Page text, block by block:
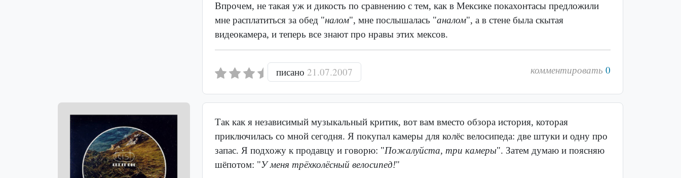
Впрочем, не такая уж и дикость по сравнению с тем, как в Мексике покахонтасы предложили
мне расплатиться за обед "налом", мне послышалась "аналом", а в стене была скытая
видеокамера, и теперь все знают про нравы этих мексов.
писано 21.07.2007 комментировать 0
Так как я независимый музыкальный критик, вот вам вместо обзора история, которая
приключилась со мной сегодня. Я покупал камеры для колёс велосипеда: две штуки и одну про
запас. Я подхожу к продавцу и говорю: "Пожалуйста, три камеры". Затем думаю и поясняю
шёпотом: "У меня трёхколёсный велосипед!"